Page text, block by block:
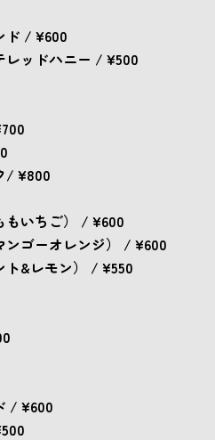
ド / ¥600
ッドハニー / ¥500
/ ¥800
いちご） / ¥600
ゴーオレンジ） / ¥600
&レモン） / ¥550
/ ¥600